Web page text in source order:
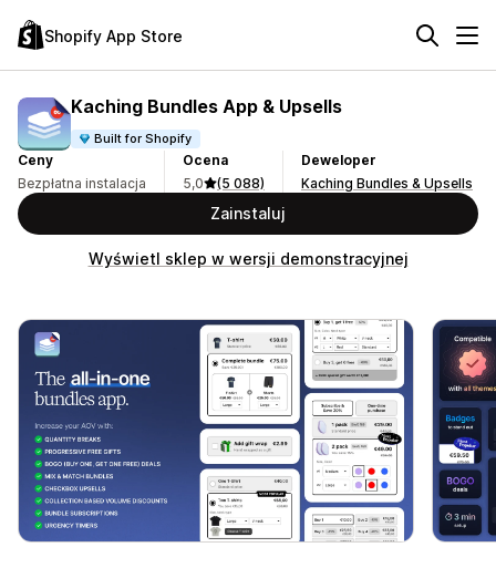
Shopify App Store
Kaching Bundles App & Upsells
Built for Shopify
Ceny
Bezpłatna instalacja
Ocena
5,0
(5 088)
Deweloper
Kaching Bundles & Upsells
Zainstaluj
Wyświetl sklep w wersji demonstracyjnej